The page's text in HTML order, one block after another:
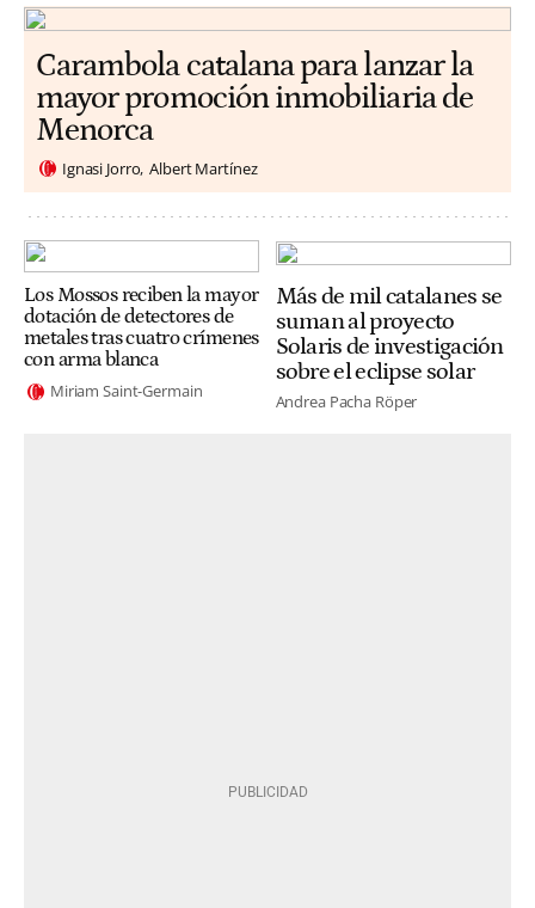
Carambola catalana para lanzar la
mayor promoción inmobiliaria de
Menorca
Ignasi Jorro Albert Martínez
Los Mossos reciben la mayor
dotación de detectores de
metales tras cuatro crímenes
con arma blanca
Miriam Saint-Germain
Más de mil catalanes se
suman al proyecto
Solaris de investigación
sobre el eclipse solar
Andrea Pacha Röper